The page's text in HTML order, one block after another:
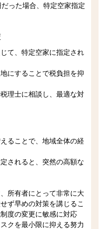
った場合、特定空家指定
て、特定空家に指定され
にすることで税負担を抑
税理士に相談し、最適な対
えることで、地域全体の経
されると、突然の高額な
所有者にとって非常に大
ず早めの対策を講じるこ
度の変更に敏感に対応
クを最小限に抑える努力